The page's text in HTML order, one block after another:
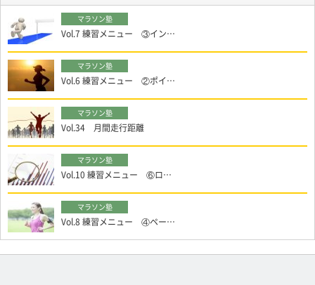
Vol.7 練習メニュー ③イン…
Vol.6 練習メニュー ②ポイ…
Vol.34 月間走行距離
Vol.10 練習メニュー ⑥ロ…
Vol.8 練習メニュー ④ペー…